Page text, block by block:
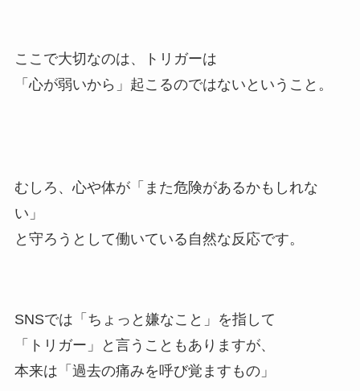
ここで大切なのは、トリガーは
「心が弱いから」起こるのではないということ。
むしろ、心や体が「また危険があるかもしれな
い」
と守ろうとして働いている自然な反応です。
SNSでは「ちょっと嫌なこと」を指して
「トリガー」と言うこともありますが、
本来は「過去の痛みを呼び覚ますもの」